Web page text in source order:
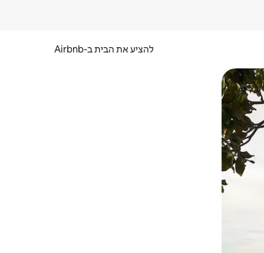
להציע את הבית ב-Airbnb